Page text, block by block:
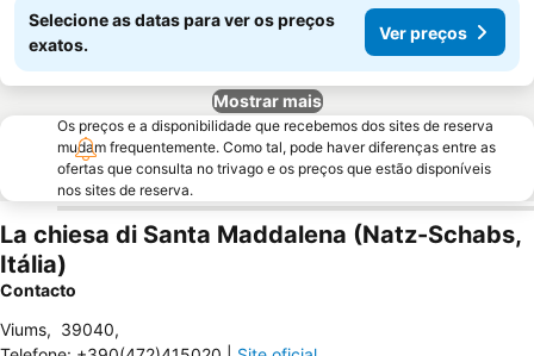
Selecione as datas para ver os preços
exatos.
Ver preços
Mostrar mais
Os preços e a disponibilidade que recebemos dos sites de reserva
mudam frequentemente. Como tal, pode haver diferenças entre as
ofertas que consulta no trivago e os preços que estão disponíveis
nos sites de reserva.
La chiesa di Santa Maddalena (Natz-Schabs,
Itália)
Contacto
Viums, 39040,